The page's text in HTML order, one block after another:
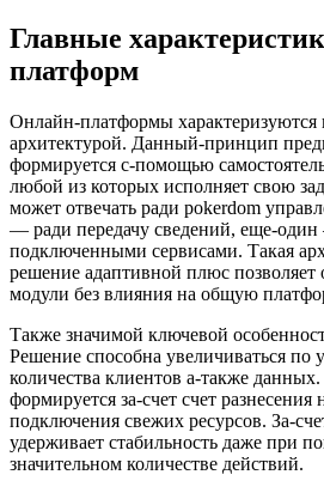
Главные
платформ
Онлайн-платформы характеризуются
архитектурой. Данный-принцип
формируется с-помощью
любой из которых исполняет свою
может отвечать ради pokerdom
— ради передачу сведений, еще-
подключенными сервисами. Такая
решение адаптивной плюс
модули без влияния на общую
Также значимой ключевой
Решение способна увеличиваться
количества клиентов а-также
формируется за-счет счет разнесения
подключения свежих ресурсов. За-
удерживает стабильность даже при
значительном количестве действий.